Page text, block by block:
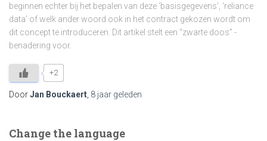
beginnen echter bij het bepalen van deze ‘basisgegevens’, ‘reliance
data’ of welk ander woord ook in het contract gekozen wordt om
dit concept te introduceren. Dit artikel stelt een “zwarte doos” -
benadering voor.
+2
DoorJan Bouckaert 8 jaar geleden
Change the language